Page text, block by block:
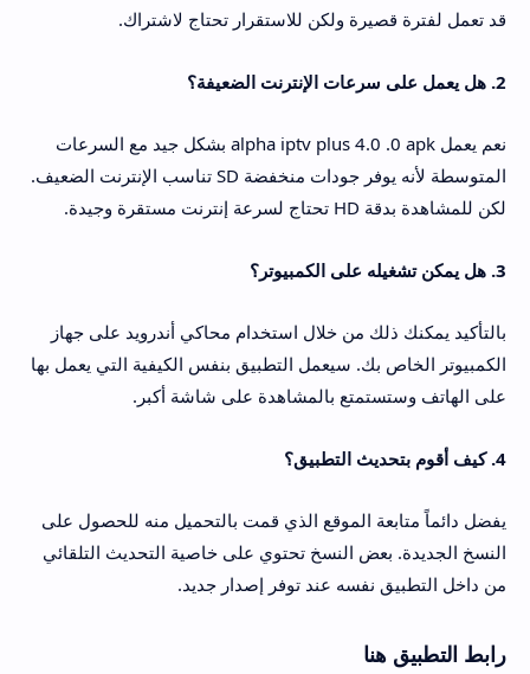
قد تعمل لفترة قصيرة ولكن للاستقرار تحتاج لاشتراك.
2. هل يعمل على سرعات الإنترنت الضعيفة؟
نعم يعمل alpha iptv plus 4.0 .0 apk بشكل جيد مع السرعات
المتوسطة لأنه يوفر جودات منخفضة SD تناسب الإنترنت الضعيف.
لكن للمشاهدة بدقة HD تحتاج لسرعة إنترنت مستقرة وجيدة.
3. هل يمكن تشغيله على الكمبيوتر؟
بالتأكيد يمكنك ذلك من خلال استخدام محاكي أندرويد على جهاز
الكمبيوتر الخاص بك. سيعمل التطبيق بنفس الكيفية التي يعمل بها
على الهاتف وستستمتع بالمشاهدة على شاشة أكبر.
4. كيف أقوم بتحديث التطبيق؟
يفضل دائماً متابعة الموقع الذي قمت بالتحميل منه للحصول على
النسخ الجديدة. بعض النسخ تحتوي على خاصية التحديث التلقائي
من داخل التطبيق نفسه عند توفر إصدار جديد.
رابط التطبيق هنا